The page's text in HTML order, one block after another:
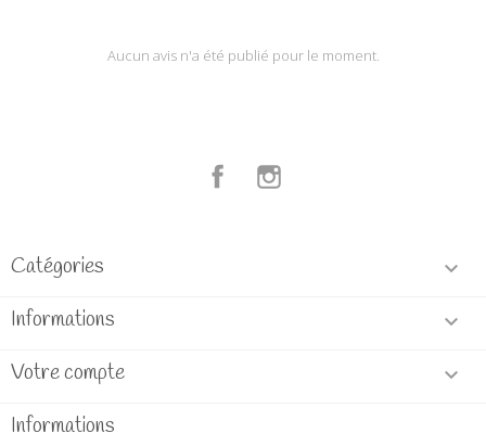
Aucun avis n'a été publié pour le moment.
Facebook
Catégories 
Informations 
Votre compte 
Informations